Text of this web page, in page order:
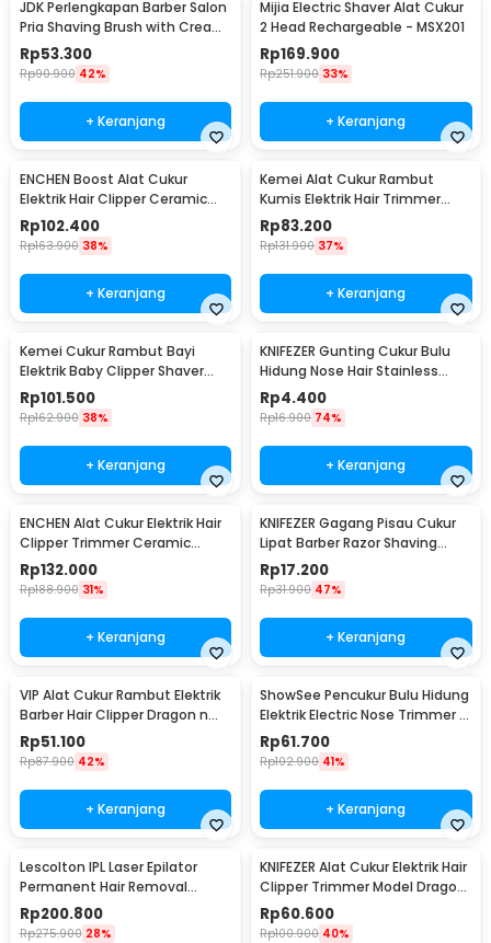
JDK Perlengkapan Barber Salon
Pria Shaving Brush with Cream
Bowl - DSS003
Rp53.300
Rp90.900 42%
+ Keranjang
Mijia Electric Shaver Alat Cukur
2 Head Rechargeable - MSX201
Rp169.900
Rp251.900 33%
+ Keranjang
ENCHEN Boost Alat Cukur
Elektrik Hair Clipper Ceramic
Trimmer
Rp102.400
Rp163.900 38%
+ Keranjang
Kemei Alat Cukur Rambut
Kumis Elektrik Hair Trimmer
Rechargeable - KM-1407
Rp83.200
Rp131.900 37%
+ Keranjang
Kemei Cukur Rambut Bayi
Elektrik Baby Clipper Shaver
USB Rechargeable - KM-1319
Rp101.500
Rp162.900 38%
+ Keranjang
KNIFEZER Gunting Cukur Bulu
Hidung Nose Hair Stainless
Steel - FS124
Rp4.400
Rp16.900 74%
+ Keranjang
ENCHEN Alat Cukur Elektrik Hair
Clipper Trimmer Ceramic
Rechargerable - Sharp-R
Rp132.000
Rp188.900 31%
+ Keranjang
KNIFEZER Gagang Pisau Cukur
Lipat Barber Razor Shaving
Knife - YT-JAD
Rp17.200
Rp31.900 47%
+ Keranjang
VIP Alat Cukur Rambut Elektrik
Barber Hair Clipper Dragon n
Phoenix - WS-T99
Rp51.100
Rp87.900 42%
+ Keranjang
ShowSee Pencukur Bulu Hidung
Elektrik Electric Nose Trimmer -
C1-BK
Rp61.700
Rp102.900 41%
+ Keranjang
Lescolton IPL Laser Epilator
Permanent Hair Removal
900000 Flashes - AM001
Rp200.800
Rp275.900 28%
KNIFEZER Alat Cukur Elektrik Hair
Clipper Trimmer Model Dragon
- T9
Rp60.600
Rp100.900 40%